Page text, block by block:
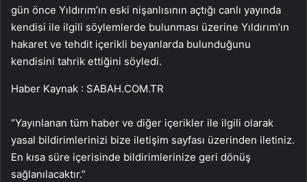
gün önce Yıldırım’ın eski nişanlısının açtığı canlı yayında
kendisi ile ilgili söylemlerde bulunması üzerine Yıldırım’ın
hakaret ve tehdit içerikli beyanlarda bulunduğunu
kendisini tahrik ettiğini söyledi.
Haber Kaynak : SABAH.COM.TR
“Yayınlanan tüm haber ve diğer içerikler ile ilgili olarak
yasal bildirimlerinizi bize iletişim sayfası üzerinden iletiniz.
En kısa süre içerisinde bildirimlerinize geri dönüş
sağlanılacaktır.”